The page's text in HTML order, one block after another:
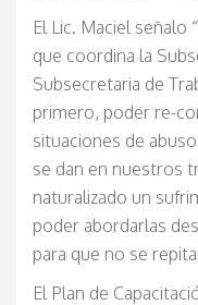
El Lic. Maciel señalo
que coordina la
Subsecretaria de
primero, poder re-
situaciones de
se dan en nuestros
naturalizado un
poder abordarlas
para que no se
El Plan de